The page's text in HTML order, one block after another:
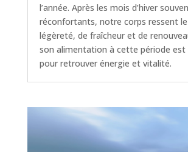
l’année. Après les mois d’hiver
réconfortants, notre corps ressent
légèreté, de fraîcheur et de
son alimentation à cette période est
pour retrouver énergie et vitalité.